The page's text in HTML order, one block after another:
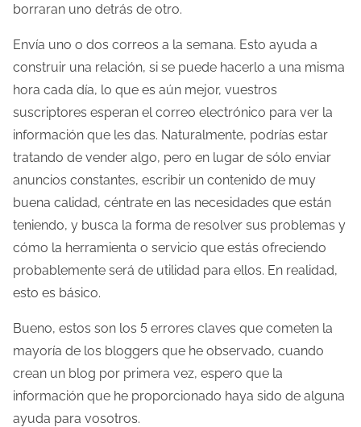
borraran uno detrás de otro.
Envía uno o dos correos a la semana. Esto ayuda a
construir una relación, si se puede hacerlo a una misma
hora cada día, lo que es aún mejor, vuestros
suscriptores esperan el correo electrónico para ver la
información que les das. Naturalmente, podrías estar
tratando de vender algo, pero en lugar de sólo enviar
anuncios constantes, escribir un contenido de muy
buena calidad, céntrate en las necesidades que están
teniendo, y busca la forma de resolver sus problemas y
cómo la herramienta o servicio que estás ofreciendo
probablemente será de utilidad para ellos. En realidad,
esto es básico.
Bueno, estos son los 5 errores claves que cometen la
mayoría de los bloggers que he observado, cuando
crean un blog por primera vez, espero que la
información que he proporcionado haya sido de alguna
ayuda para vosotros.